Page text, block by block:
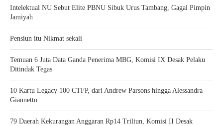
Intelektual NU Sebut Elite PBNU Sibuk Urus Tambang, Gagal Pimpin
Jamiyah
Pensiun itu Nikmat sekali
Temuan 6 Juta Data Ganda Penerima MBG, Komisi IX Desak Pelaku
Ditindak Tegas
10 Kartu Legacy 100 CTFP, dari Andrew Parsons hingga Alessandra
Giannetto
79 Daerah Kekurangan Anggaran Rp14 Triliun, Komisi II Desak